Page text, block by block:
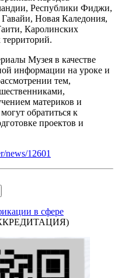
Республики Фиджи,
Новая Каледония,
Каролинских
Музея в качестве
информации на уроке и
тем,
материков и
обратиться к
проектов и
news/12601
в сфере